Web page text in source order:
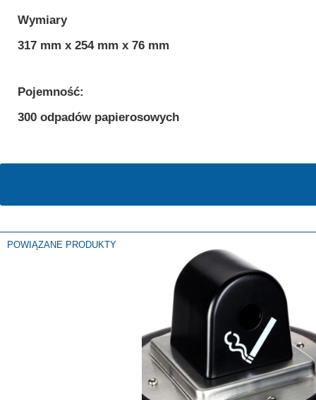
POWIĄZANE PRODUKTY
Wymiary
317 mm x 254 mm x 76 mm
Pojemność:
300 odpadów papierosowych